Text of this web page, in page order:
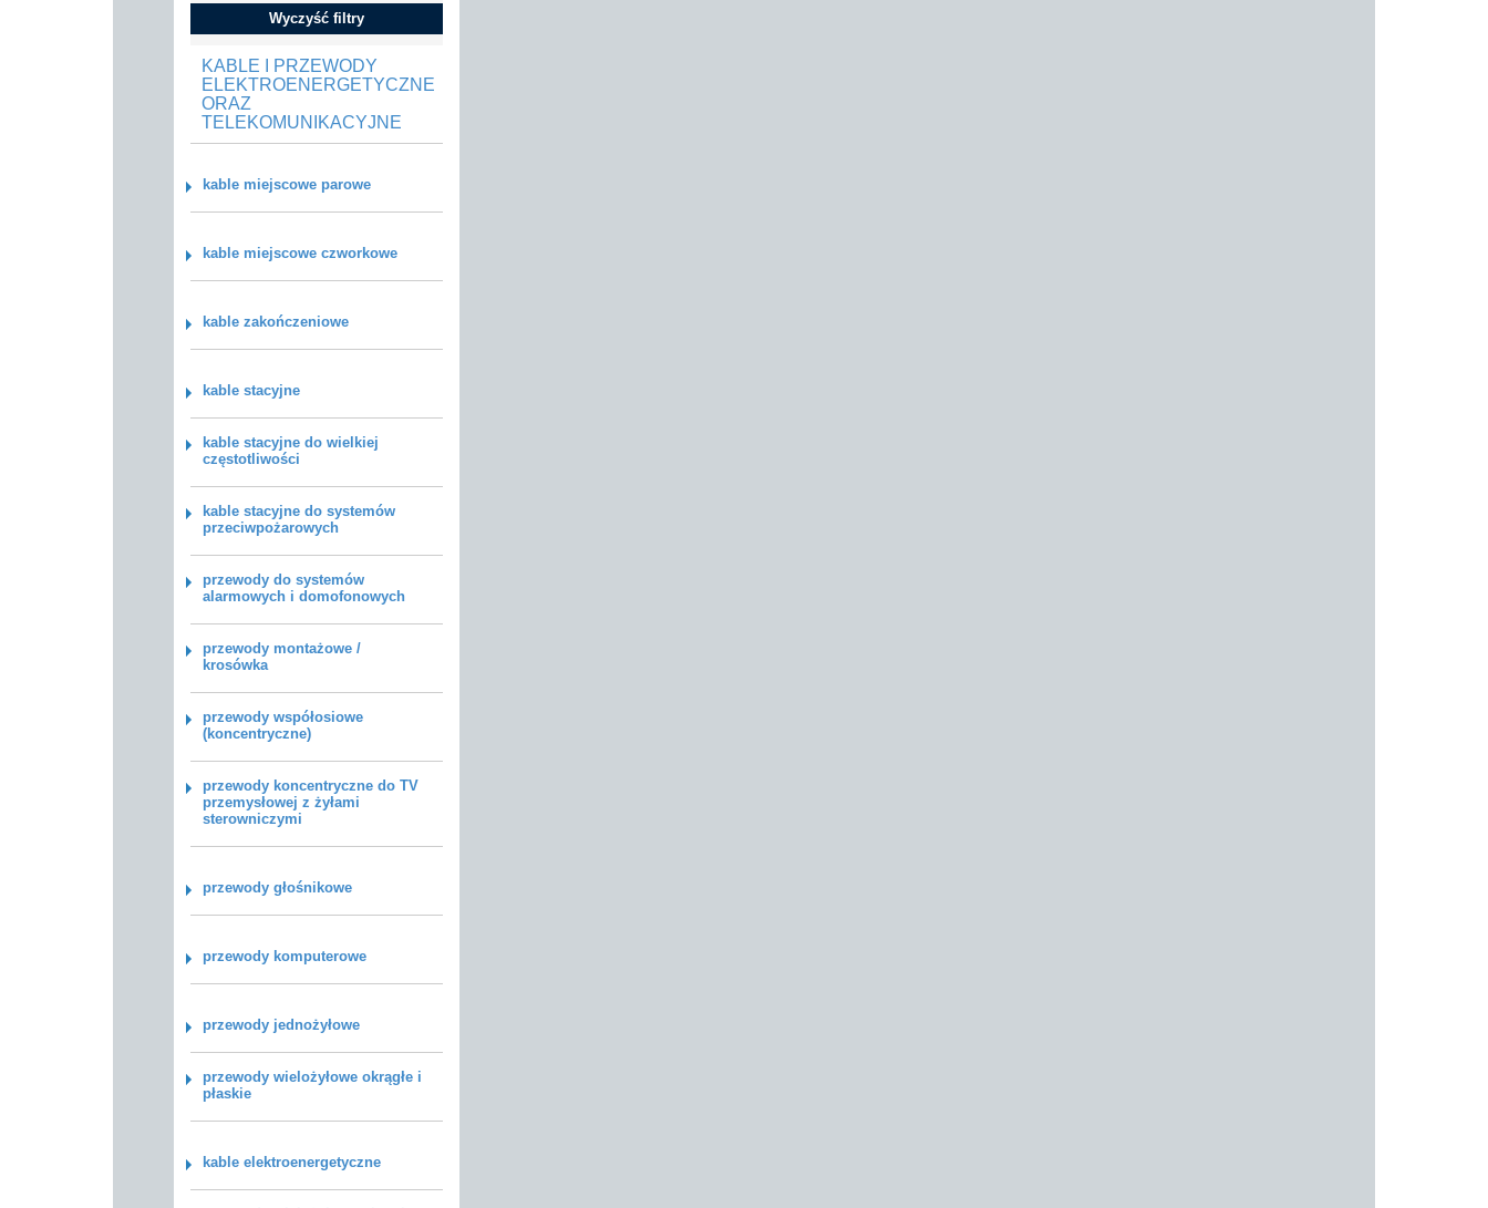
Wyczyść filtry
KABLE I PRZEWODY
ELEKTROENERGETYCZNE
ORAZ
TELEKOMUNIKACYJNE
kable miejscowe parowe
kable miejscowe czworkowe
kable zakończeniowe
kable stacyjne
kable stacyjne do wielkiej
częstotliwości
kable stacyjne do systemów
przeciwpożarowych
przewody do systemów
alarmowych i domofonowych
przewody montażowe /
krosówka
przewody współosiowe
(koncentryczne)
przewody koncentryczne do TV
przemysłowej z żyłami
sterowniczymi
przewody głośnikowe
przewody komputerowe
przewody jednożyłowe
przewody wielożyłowe okrągłe i
płaskie
kable elektroenergetyczne